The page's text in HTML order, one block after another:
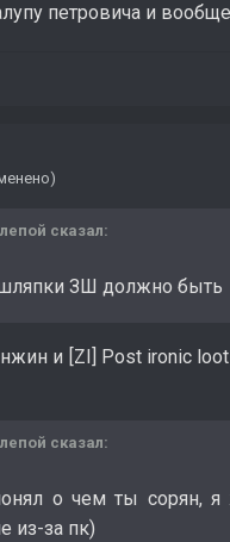
петровича и
сказал:
ЗШ должно быть
и [ZI] Post ironic
сказал:
о чем ты сорян,
из-за пк)